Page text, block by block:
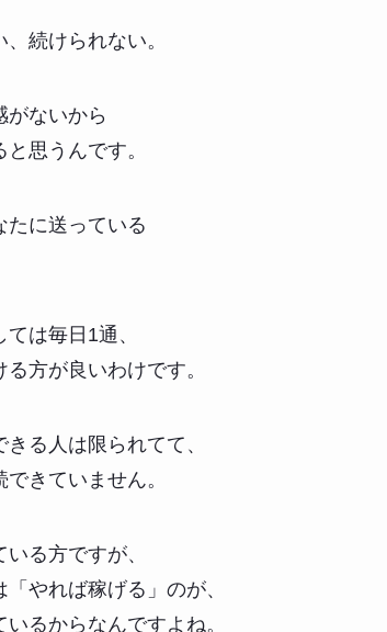
続けられない。
がないから
思うんです。
たに送っている
は毎日1通、
方が良いわけです。
る人は限られてて、
きていません。
る方ですが、
やれば稼げる」のが、
るからなんですよね。